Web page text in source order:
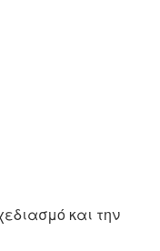
και την